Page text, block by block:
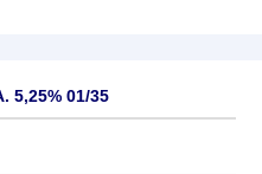
5,25% 01/35